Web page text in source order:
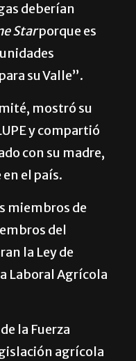
deberían
Starporque es
su Valle”.
mostró su
y compartió
con su madre,
el país.
miembros de
del
la Ley de
Laboral Agrícola
la Fuerza
agrícola